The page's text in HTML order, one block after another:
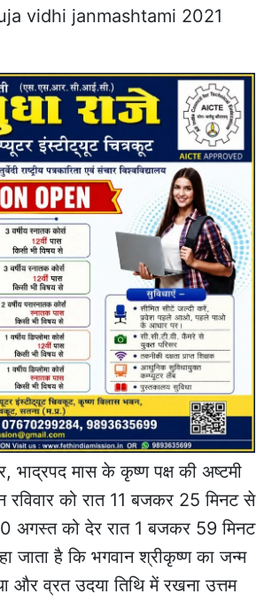
vidhi janmashtami 2021
भाद्रपद मास के कृष्ण पक्ष की अष्टमी
रविवार को रात 11 बजकर 25 मिनट से
अगस्त को देर रात 1 बजकर 59 मिनट
जाता है कि भगवान श्रीकृष्ण का जन्म
और व्रत उदया तिथि में रखना उत्तम